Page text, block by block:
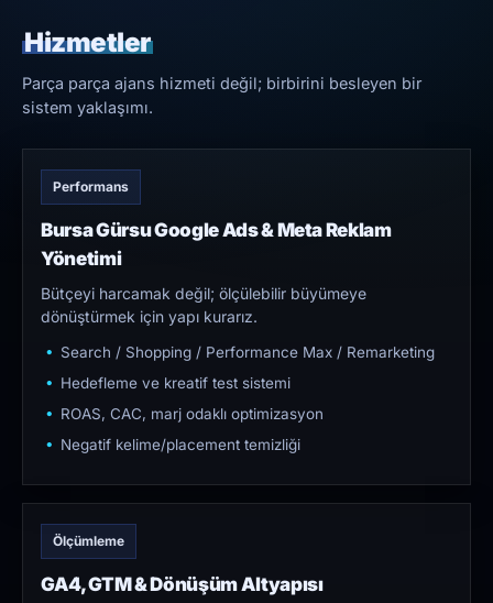
Hizmetler
Parça parça ajans hizmeti değil; birbirini besleyen bir
sistem yaklaşımı.
Performans
Bursa Gürsu Google Ads & Meta Reklam
Yönetimi
Bütçeyi harcamak değil; ölçülebilir büyümeye
dönüştürmek için yapı kurarız.
Search / Shopping / Performance Max / Remarketing
Hedefleme ve kreatif test sistemi
ROAS, CAC, marj odaklı optimizasyon
Negatif kelime/placement temizliği
Ölçümleme
GA4, GTM & Dönüşüm Altyapısı